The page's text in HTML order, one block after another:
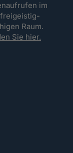
im
Raum.
Sie hier.